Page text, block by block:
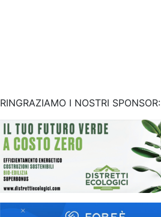
RINGRAZIAMO I NOSTRI SPONSOR: